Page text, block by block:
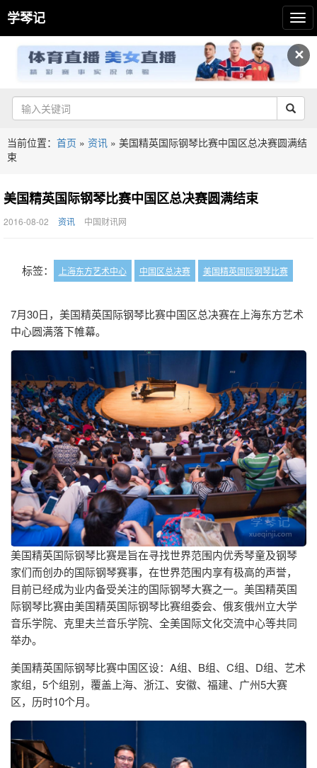
✕
学琴记
当前位置： 首页 » 资讯 » 美国精英国际钢琴比赛中国区总决赛圆满结
束
美国精英国际钢琴比赛中国区总决赛圆满结束
2016-08-02 资讯 中国财讯网
标签： 上海东方艺术中心 中国区总决赛 美国精英国际钢琴比赛
7月30日，美国精英国际钢琴比赛中国区总决赛在上海东方艺术
中心圆满落下帷幕。
美国精英国际钢琴比赛是旨在寻找世界范围内优秀琴童及钢琴
家们而创办的国际钢琴赛事，在世界范围内享有极高的声誉，
目前已经成为业内备受关注的国际钢琴大赛之一。美国精英国
际钢琴比赛由美国精英国际钢琴比赛组委会、俄亥俄州立大学
音乐学院、克里夫兰音乐学院、全美国际文化交流中心等共同
举办。
美国精英国际钢琴比赛中国区设：A组、B组、C组、D组、艺术
家组，5个组别，覆盖上海、浙江、安徽、福建、广州5大赛
区，历时10个月。